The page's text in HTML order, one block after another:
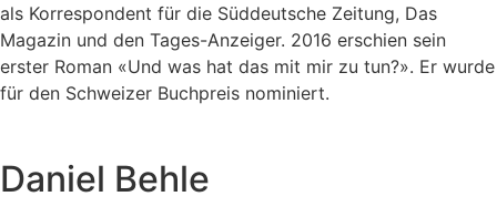
als Korrespondent für die Süddeutsche Zeitung, Das
Magazin und den Tages-Anzeiger. 2016 erschien sein
erster Roman «Und was hat das mit mir zu tun?». Er wurde
für den Schweizer Buchpreis nominiert.
Daniel Behle